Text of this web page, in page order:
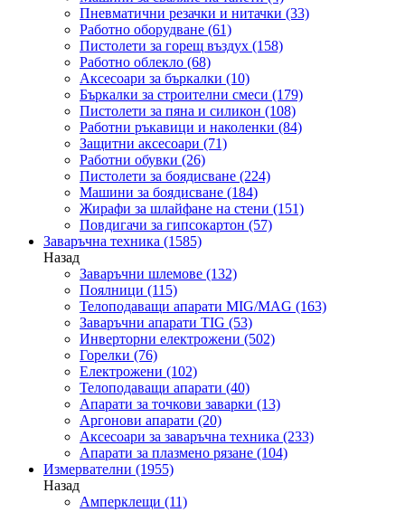
Пневматични резачки и нитачки (33)
Работно оборудване (61)
Пистолети за горещ въздух (158)
Работно облекло (68)
Аксесоари за бъркалки (10)
Бъркалки за строителни смеси (179)
Пистолети за пяна и силикон (108)
Работни ръкавици и наколенки (84)
Защитни аксесоари (71)
Работни обувки (26)
Пистолети за боядисване (224)
Машини за боядисване (184)
Жирафи за шлайфане на стени (151)
Повдигачи за гипсокартон (57)
Заваръчна техника (1585)
Назад
Заваръчни шлемове (132)
Поялници (115)
Телоподаващи апарати MIG/MAG (163)
Заваръчни апарати TIG (53)
Инверторни електрожени (502)
Горелки (76)
Електрожени (102)
Телоподаващи апарати (40)
Апарати за точкови заварки (13)
Аргонови апарати (20)
Аксесоари за заваръчна техника (233)
Апарати за плазмено рязане (104)
Измервателни (1955)
Назад
Амперклещи (11)